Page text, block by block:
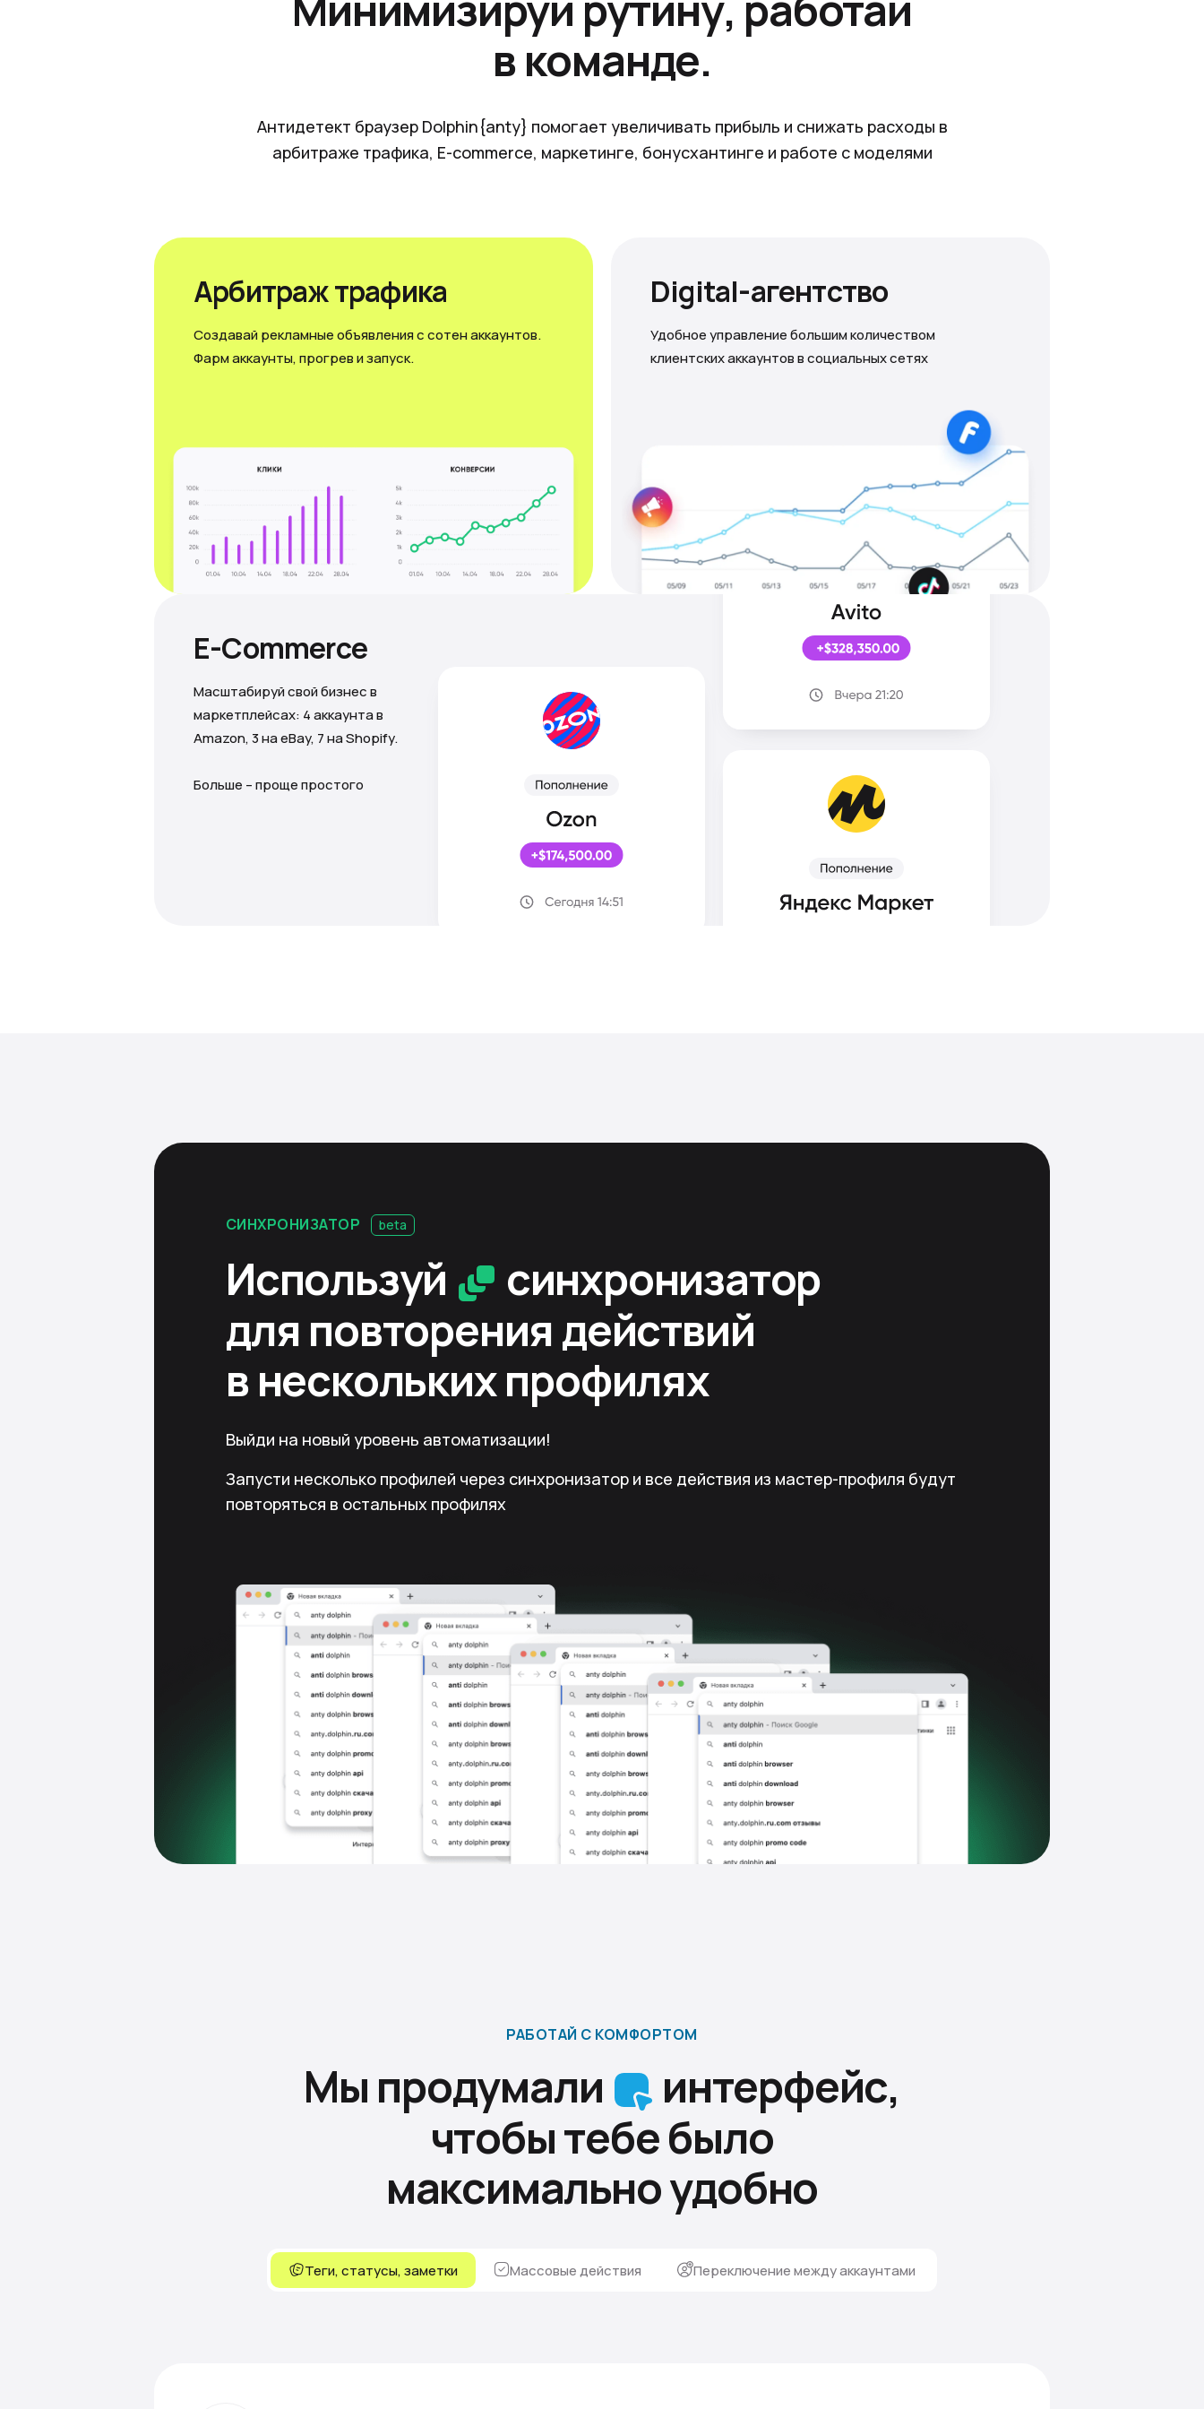
в команде.
Антидетект браузер Dolphin{anty} помогает увеличивать прибыль и снижать расходы в
арбитраже трафика, E-commerce, маркетинге, бонусхантинге и работе с моделями
Арбитраж трафика
Создавай рекламные объявления с сотен аккаунтов.
Фарм аккаунты, прогрев и запуск.
Digital-агентство
Удобное управление большим количеством
клиентских аккаунтов в социальных сетях
E-Commerce
Масштабируй свой бизнес в
маркетплейсах: 4 аккаунта в
Amazon, 3 на eBay, 7 на Shopify.
Больше – проще простого
СИНХРОНИЗАТОР beta
Используй
синхронизатор
для повторения действий
в нескольких профилях
Выйди на новый уровень автоматизации!
Запусти несколько профилей через синхронизатор и все действия из мастер-профиля будут
повторяться в остальных профилях
РАБОТАЙ С КОМФОРТОМ
Мы продумали
интерфейс,
чтобы тебе было
максимально удобно
Теги, статусы, заметки Массовые действия Переключение между аккаунтами